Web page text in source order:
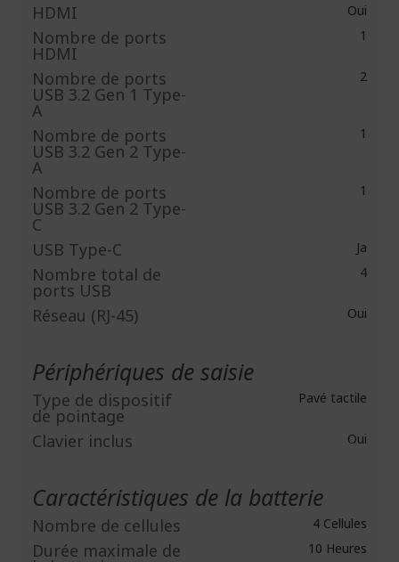
HDMI Oui
Nombre de ports
HDMI
1
Nombre de ports
USB 3.2 Gen 1 Type-
A
2
Nombre de ports
USB 3.2 Gen 2 Type-
A
1
Nombre de ports
USB 3.2 Gen 2 Type-
C
1
USB Type-C Ja
Nombre total de
ports USB
4
Réseau (RJ-45) Oui
Périphériques de saisie
Type de dispositif
de pointage
Pavé tactile
Clavier inclus Oui
Caractéristiques de la batterie
Nombre de cellules 4 Cellules
Durée maximale de 10 Heures